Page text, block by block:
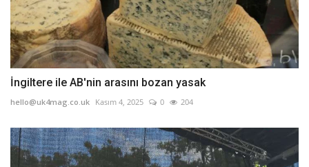
İngiltere ile AB'nin arasını bozan yasak
hello@uk4mag.co.uk Kasım 4, 2025 0 204